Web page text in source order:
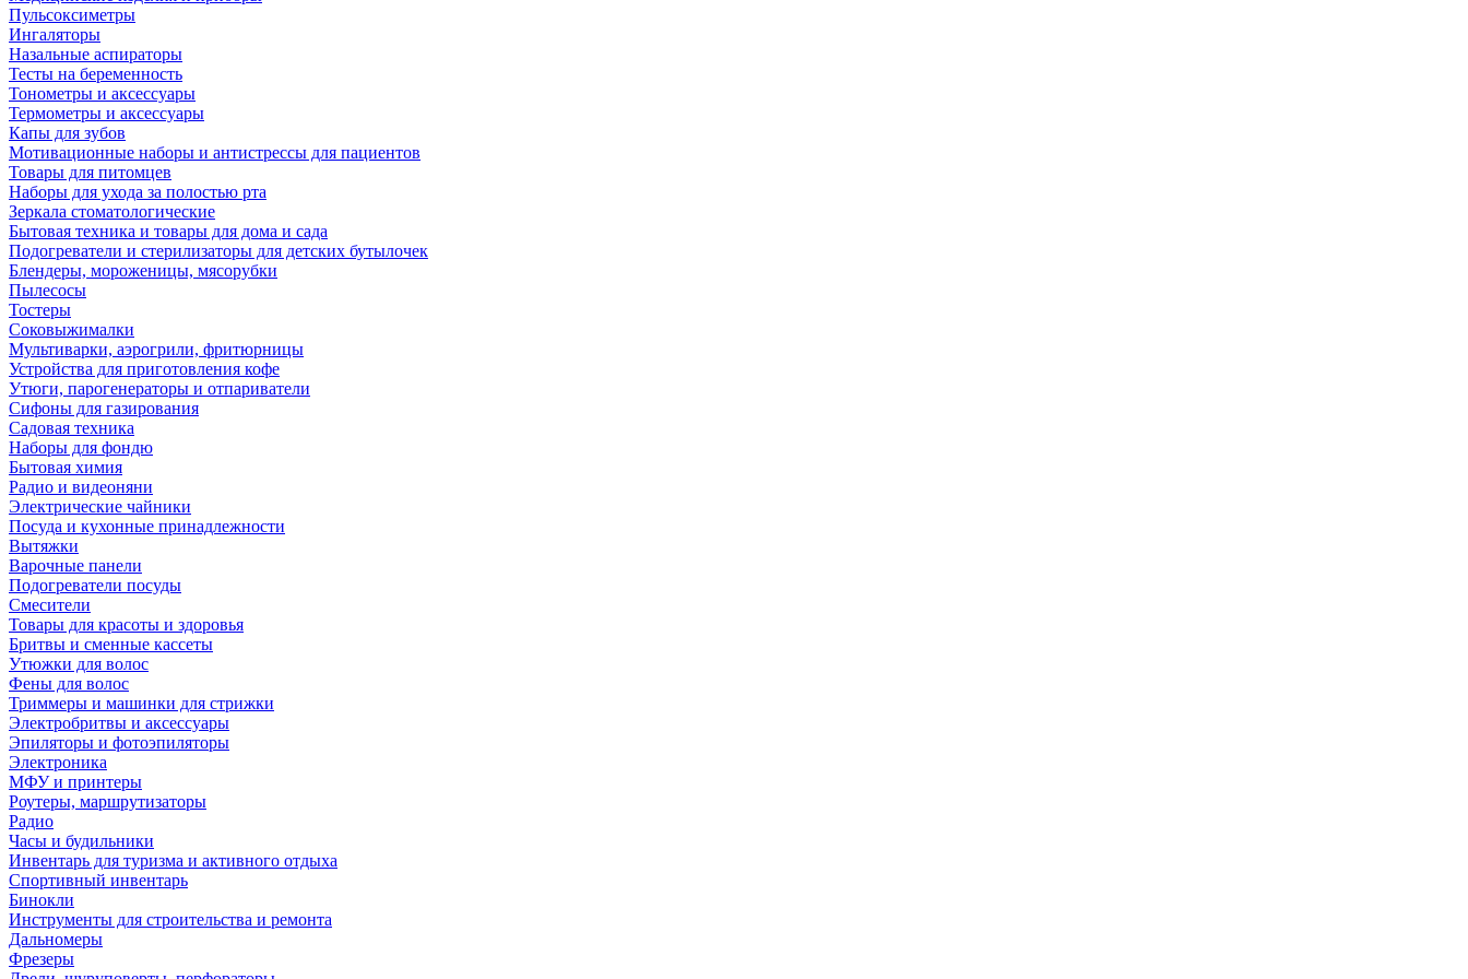
Пульсоксиметры
Ингаляторы
Назальные аспираторы
Тесты на беременность
Тонометры и аксессуары
Термометры и аксессуары
Капы для зубов
Мотивационные наборы и антистрессы для пациентов
Товары для питомцев
Наборы для ухода за полостью рта
Зеркала стоматологические
Бытовая техника и товары для дома и сада
Подогреватели и стерилизаторы для детских бутылочек
Блендеры, мороженицы, мясорубки
Пылесосы
Тостеры
Соковыжималки
Мультиварки, аэрогрили, фритюрницы
Устройства для приготовления кофе
Утюги, парогенераторы и отпариватели
Сифоны для газирования
Садовая техника
Наборы для фондю
Бытовая химия
Радио и видеоняни
Электрические чайники
Посуда и кухонные принадлежности
Вытяжки
Варочные панели
Подогреватели посуды
Смесители
Товары для красоты и здоровья
Бритвы и сменные кассеты
Утюжки для волос
Фены для волос
Триммеры и машинки для стрижки
Электробритвы и аксессуары
Эпиляторы и фотоэпиляторы
Электроника
МФУ и принтеры
Роутеры, маршрутизаторы
Радио
Часы и будильники
Инвентарь для туризма и активного отдыха
Спортивный инвентарь
Бинокли
Инструменты для строительства и ремонта
Дальномеры
Фрезеры